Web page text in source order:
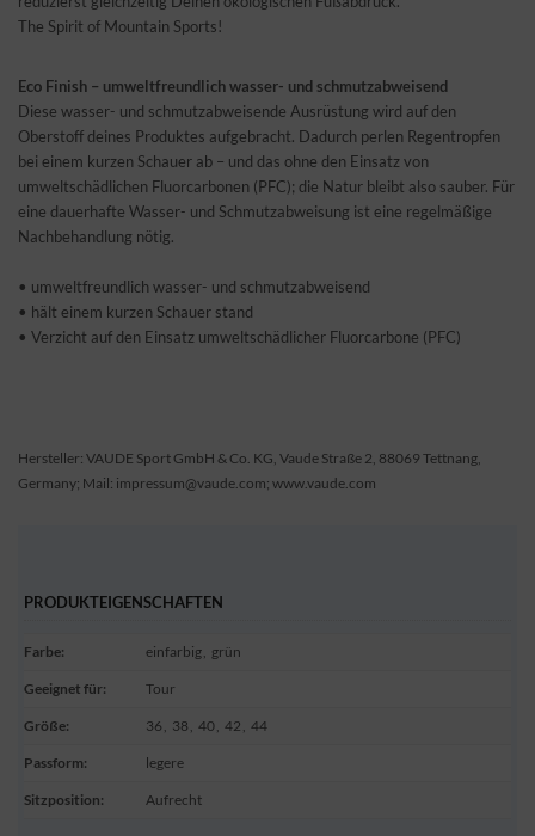
The Spirit of Mountain Sports!
Eco Finish – umweltfreundlich wasser- und schmutzabweisend
Diese wasser- und schmutzabweisende Ausrüstung wird auf den
Oberstoff deines Produktes aufgebracht. Dadurch perlen Regentropfen
bei einem kurzen Schauer ab – und das ohne den Einsatz von
umweltschädlichen Fluorcarbonen (PFC); die Natur bleibt also sauber. Für
eine dauerhafte Wasser- und Schmutzabweisung ist eine regelmäßige
Nachbehandlung nötig.
• umweltfreundlich wasser- und schmutzabweisend
• hält einem kurzen Schauer stand
• Verzicht auf den Einsatz umweltschädlicher Fluorcarbone (PFC)
Hersteller: VAUDE Sport GmbH & Co. KG, Vaude Straße 2, 88069 Tettnang,
Germany; Mail: impressum@vaude.com; www.vaude.com
PRODUKTEIGENSCHAFTEN
Farbe: einfarbig grün
Geeignet für: Tour
Größe: 36 38 40 42 44
Passform: legere
Sitzposition: Aufrecht